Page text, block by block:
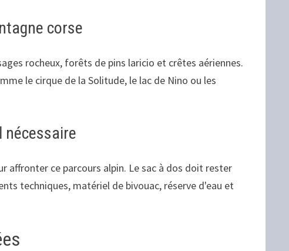
corse
rocheux, forêts de pins laricio et crêtes aériennes.
le cirque de la Solitude, le lac de Nino ou les
nécessaire
affronter ce parcours alpin. Le sac à dos doit rester
techniques, matériel de bivouac, réserve d'eau et